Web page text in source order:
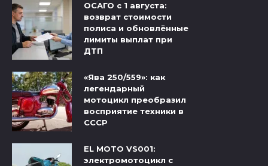
ОСАГО с 1 августа:
возврат стоимости
полиса и обновлённые
лимиты выплат при
ДТП
«Ява 250/559»: как
легендарный
мотоцикл преобразил
восприятие техники в
СССР
EL MOTO VS001:
электромотоцикл с